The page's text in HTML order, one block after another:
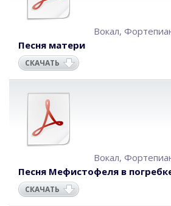
Вокал,
Песня матери
СКАЧАТЬ
Вокал,
Песня Мефистофеля в
СКАЧАТЬ